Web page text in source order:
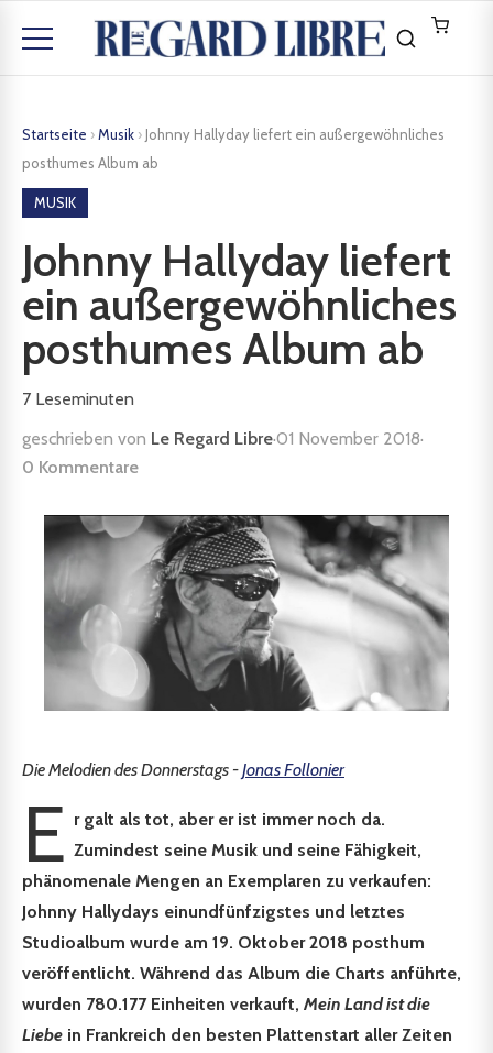
Startseite ›Musik › Johnny Hallyday liefert ein außergewöhnliches
posthumes Album ab
MUSIK
Johnny Hallyday liefert
ein außergewöhnliches
posthumes Album ab
7 Leseminuten
geschrieben von Le Regard Libre·01 November 2018·
0 Kommentare
Die Melodien des Donnerstags -Jonas Follonier
E r galt als tot, aber er ist immer noch da.
Zumindest seine Musik und seine Fähigkeit,
phänomenale Mengen an Exemplaren zu verkaufen:
Johnny Hallydays einundfünfzigstes und letztes
Studioalbum wurde am 19. Oktober 2018 posthum
veröffentlicht. Während das Album die Charts anführte,
wurden 780.177 Einheiten verkauft, Mein Land ist die
Liebe in Frankreich den besten Plattenstart aller Zeiten